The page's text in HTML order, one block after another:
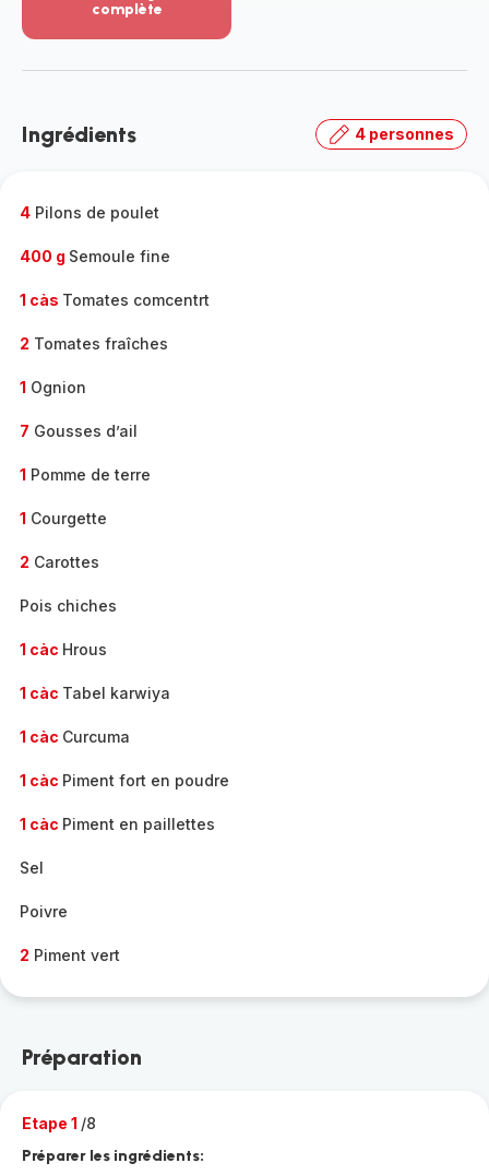
complète
-
gamme
Ingrédients 4 personnes
4 Pilons de poulet
400 g Semoule fine
1 càs Tomates comcentrt
2 Tomates fraîches
1 Ognion
7 Gousses d’ail
1 Pomme de terre
1 Courgette
2 Carottes
Pois chiches
1 càc Hrous
1 càc Tabel karwiya
1 càc Curcuma
1 càc Piment fort en poudre
1 càc Piment en paillettes
Sel
Poivre
2 Piment vert
Préparation
Etape 1 /8
Préparer les ingrédients: